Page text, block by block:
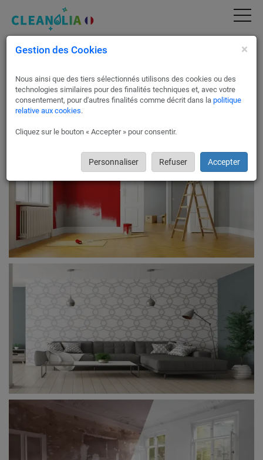
Rénovation peinture sur toute la France
Vos travaux de peinture avec Cleanolia France. Rafraîchissez
ou changez la peinture de votre logement avec Cleanolia
France. Nos partenaires effectuent les travaux de peinture sur
les murs, plafonds ainsi que les façades.
Gestion des Cookies ×
Nous ainsi que des tiers sélectionnés utilisons des cookies ou des
technologies similaires pour des finalités techniques et, avec votre
consentement, pour d'autres finalités comme décrit dans la politique
relative aux cookies.
Cliquez sur le bouton « Accepter » pour consentir.
Personnaliser Refuser Accepter